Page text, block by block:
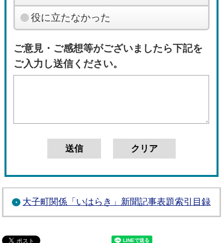
役に立たなかった
ご意見・ご感想等がございましたら下記を
ご入力し送信ください。
大子町関係「いはらき」新聞記事表題索引目録